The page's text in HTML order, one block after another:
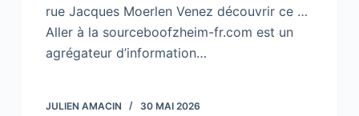
rue Jacques Moerlen Venez découvrir ce …
Aller à la sourceboofzheim-fr.com est un
agrégateur d’information…
JULIEN AMACIN 30 MAI 2026